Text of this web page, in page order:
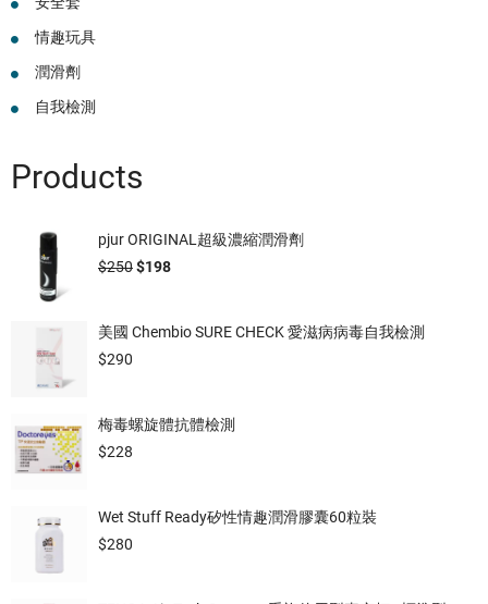
情趣玩具
潤滑劑
自我檢測
Products
pjur ORIGINAL超級濃縮潤滑劑
$250$198
美國 Chembio SURE CHECK 愛滋病病毒自我檢測
$290
梅毒螺旋體抗體檢測
$228
Wet Stuff Ready矽性情趣潤滑膠囊60粒裝
$280